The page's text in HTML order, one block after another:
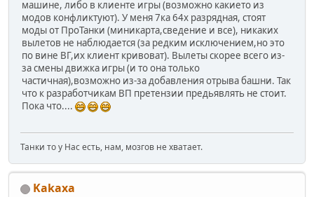
машине, либо в клиенте игры (возможно какието из
модов конфликтуют). У меня 7ка 64х разрядная, стоят
моды от ПроТанки (миникарта,сведение и все), никаких
вылетов не наблюдается (за редким исключением,но это
по вине ВГ,их клиент кривоват). Вылеты скорее всего из-
за смены движка игры (и то она только
частичная),возможно из-за добавления отрыва башни. Так
что к разработчикам ВП претензии предьявлять не стоит.
Пока что....
Танки то у Нас есть, нам, мозгов не хватает.
Kakaxa